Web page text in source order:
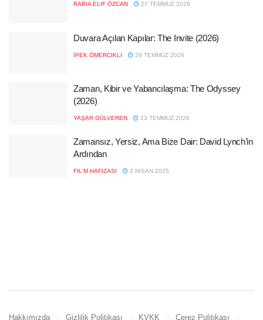
RABIA ELIF ÖZCAN 27 TEMMUZ 2026
Duvara Açılan Kapılar: The Invite (2026)
İPEK ÖMERCIKLI 26 TEMMUZ 2026
Zaman, Kibir ve Yabancılaşma: The Odyssey
(2026)
YAŞAR GÜLVEREN 23 TEMMUZ 2026
Zamansız, Yersiz, Ama Bize Dair: David Lynch’in
Ardından
FIL'M HAFIZASI 2 NISAN 2025
Hakkımızda Gizlilik Politikası KVKK Çerez Politikası